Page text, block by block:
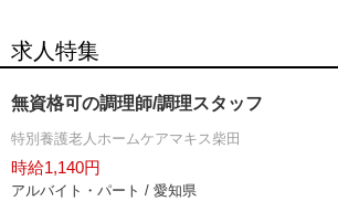
求人特集
無資格可の調理師/調理スタッフ
特別養護老人ホームケアマキス柴田
時給1,140円
アルバイト・パート / 愛知県